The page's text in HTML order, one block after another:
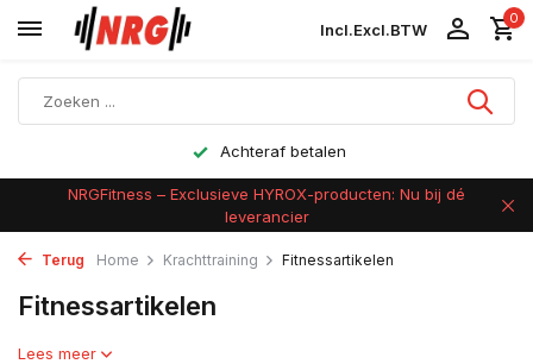
Incl.Excl.BTW
0
Achteraf betalen
NRGFitness – Exclusieve HYROX-producten: Nu bij dé
leverancier
Terug Home Krachttraining Fitnessartikelen
Fitnessartikelen
Lees meer